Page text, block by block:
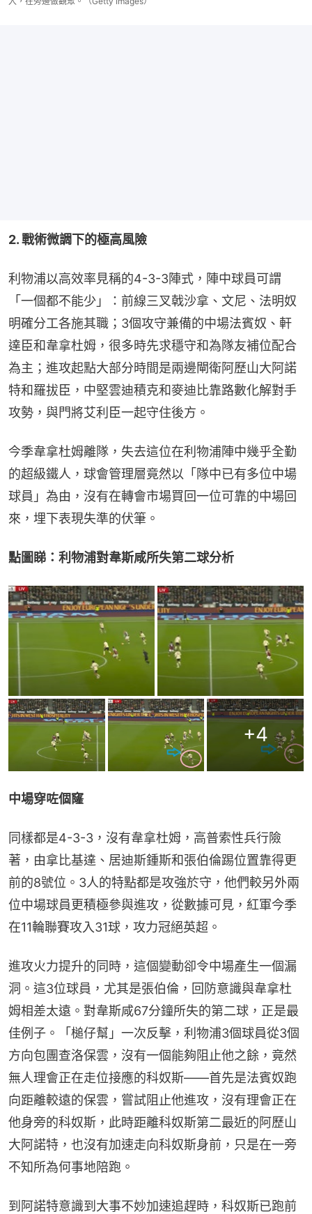
2. 戰術微調下的極高風險
利物浦以高效率見稱的4-3-3陣式，陣中球員可謂
「一個都不能少」：前線三叉戟沙拿、文尼、法明奴
明確分工各施其職；3個攻守兼備的中場法賓奴、軒
達臣和韋拿杜姆，很多時先求穩守和為隊友補位配合
為主；進攻起點大部分時間是兩邊閘衛阿歷山大阿諾
特和羅拔臣，中堅雲迪積克和麥迪比靠路數化解對手
攻勢，與門將艾利臣一起守住後方。
今季韋拿杜姆離隊，失去這位在利物浦陣中幾乎全勤
的超級鐵人，球會管理層竟然以「隊中已有多位中場
球員」為由，沒有在轉會市場買回一位可靠的中場回
來，埋下表現失準的伏筆。
點圖睇：利物浦對韋斯咸所失第二球分析
+4
中場穿咗個窿
同樣都是4-3-3，沒有韋拿杜姆，高普索性兵行險
著，由拿比基達、居迪斯鍾斯和張伯倫踢位置靠得更
前的8號位。3人的特點都是攻強於守，他們較另外兩
位中場球員更積極參與進攻，從數據可見，紅軍今季
在11輪聯賽攻入31球，攻力冠絕英超。
進攻火力提升的同時，這個變動卻令中場產生一個漏
洞。這3位球員，尤其是張伯倫，回防意識與韋拿杜
姆相差太遠。對韋斯咸67分鐘所失的第二球，正是最
佳例子。「槌仔幫」一次反擊，利物浦3個球員從3個
方向包團查洛保雲，沒有一個能夠阻止他之餘，竟然
無人理會正在走位接應的科奴斯——首先是法賓奴跑
向距離較遠的保雲，嘗試阻止他進攻，沒有理會正在
他身旁的科奴斯，此時距離科奴斯第二最近的阿歷山
大阿諾特，也沒有加速走向科奴斯身前，只是在一旁
不知所為何事地陪跑。
到阿諾特意識到大事不妙加速追趕時，科奴斯已跑前